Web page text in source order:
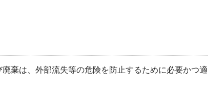
棄は、外部流失等の危険を防止するために必要かつ適